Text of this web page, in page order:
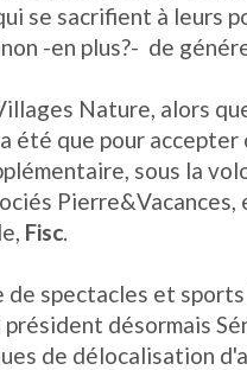
se sacrifient à leurs
-en plus?- de
Nature, alors
été que pour
sous la
Pierre&Vacances,
Fisc.
spectacles et sports
désormais
de délocalisation